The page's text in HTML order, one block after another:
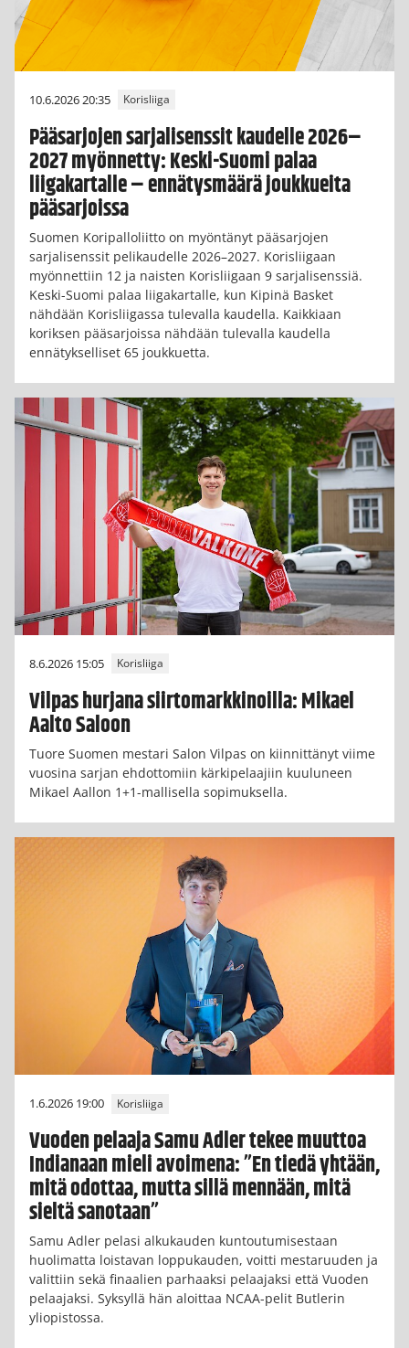
10.6.2026 20:35 Korisliiga
Pääsarjojen sarjalisenssit kaudelle 2026–
2027 myönnetty: Keski-Suomi palaa
liigakartalle – ennätysmäärä joukkueita
pääsarjoissa
Suomen Koripalloliitto on myöntänyt pääsarjojen
sarjalisenssit pelikaudelle 2026–2027. Korisliigaan
myönnettiin 12 ja naisten Korisliigaan 9 sarjalisenssiä.
Keski-Suomi palaa liigakartalle, kun Kipinä Basket
nähdään Korisliigassa tulevalla kaudella. Kaikkiaan
koriksen pääsarjoissa nähdään tulevalla kaudella
ennätykselliset 65 joukkuetta.
8.6.2026 15:05 Korisliiga
Vilpas hurjana siirtomarkkinoilla: Mikael
Aalto Saloon
Tuore Suomen mestari Salon Vilpas on kiinnittänyt viime
vuosina sarjan ehdottomiin kärkipelaajiin kuuluneen
Mikael Aallon 1+1-mallisella sopimuksella.
1.6.2026 19:00 Korisliiga
Vuoden pelaaja Samu Adler tekee muuttoa
Indianaan mieli avoimena: ”En tiedä yhtään,
mitä odottaa, mutta sillä mennään, mitä
sieltä sanotaan”
Samu Adler pelasi alkukauden kuntoutumisestaan
huolimatta loistavan loppukauden, voitti mestaruuden ja
valittiin sekä finaalien parhaaksi pelaajaksi että Vuoden
pelaajaksi. Syksyllä hän aloittaa NCAA-pelit Butlerin
yliopistossa.